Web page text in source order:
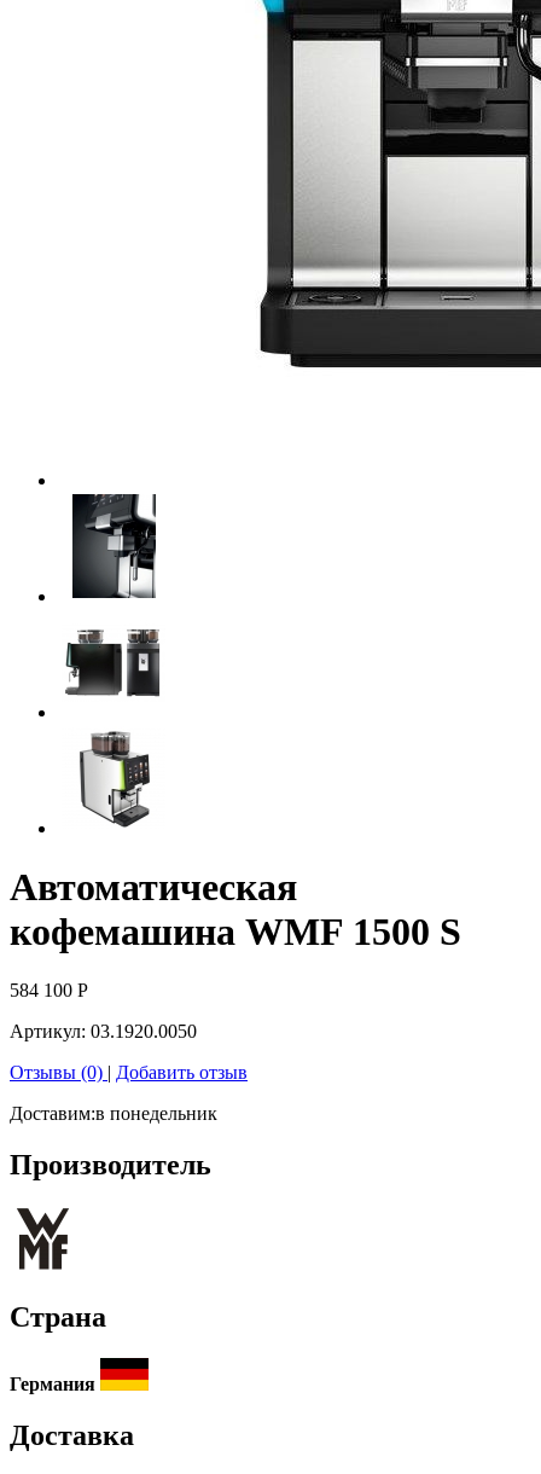
Автоматическая
кофемашина WMF 1500 S
584 100 Р
Артикул: 03.1920.0050
Отзывы (0) | Добавить отзыв
Доставим:в понедельник
Производитель
Страна
Германия
Доставка